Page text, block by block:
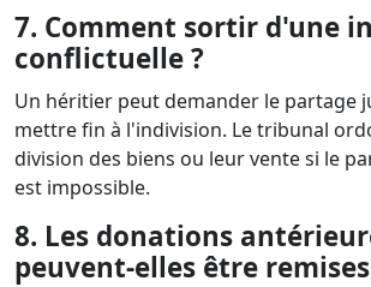
7. Comment sortir d'une
conflictuelle ?
Un héritier peut demander le partage
mettre fin à l'indivision. Le tribunal
division des biens ou leur vente si le
est impossible.
8. Les donations
peuvent-elles être